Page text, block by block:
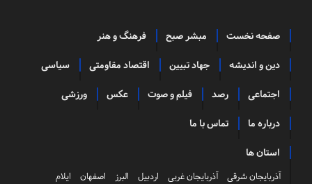
صفحه نخست مبشر صبح فرهنگ و هنر
دین و اندیشه جهاد تبیین اقتصاد مقاومتی سیاسی
اجتماعی رصد فیلم و صوت عکس ورزشی
درباره ما تماس با ما
استان ها
آذربایجان شرقی آذربایجان غربی اردبیل البرز اصفهان ایلام